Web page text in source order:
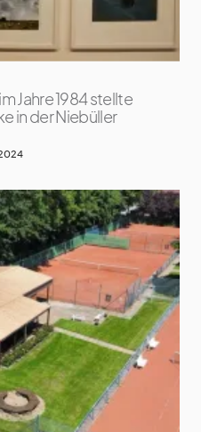
Jahre 1984 stellte
in der Niebüller